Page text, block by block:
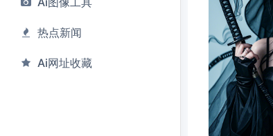
热点新闻
Ai网址收藏